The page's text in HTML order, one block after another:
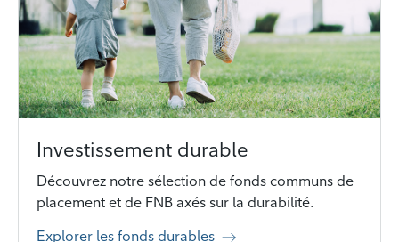
Investissement durable
Découvrez notre sélection de fonds communs de
placement et de FNB axés sur la durabilité.
Explorer les fonds durables